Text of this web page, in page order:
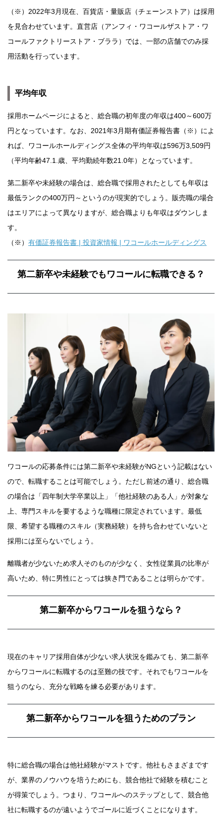
（※）2022年3月現在、百貨店・量販店（チェーンストア）は採用
を見合わせています。直営店（アンフィ・ワコールザストア・ワ
コールファクトリーストア・ブララ）では、一部の店舗でのみ採
用活動を行っています。
平均年収
採用ホームページによると、総合職の初年度の年収は400～600万
円となっています。なお、2021年3月期有価証券報告書（※）によ
れば、ワコールホールディングス全体の平均年収は596万3,509円
（平均年齢47.1.歳、平均勤続年数21.0年）となっています。
第二新卒や未経験の場合は、総合職で採用されたとしても年収は
最低ランクの400万円～というのが現実的でしょう。販売職の場合
はエリアによって異なりますが、総合職よりも年収はダウンしま
す。
（※） 有価証券報告書 | 投資家情報 | ワコールホールディングス
第二新卒や未経験でもワコールに転職できる？
ワコールの応募条件には第二新卒や未経験がNGという記載はない
ので、転職することは可能でしょう。ただし前述の通り、総合職
の場合は「四年制大学卒業以上」「他社経験のある人」が対象な
上、専門スキルを要するような職種に限定されています。最低
限、希望する職種のスキル（実務経験）を持ち合わせていないと
採用には至らないでしょう。
離職者が少ないため求人そのものが少なく、女性従業員の比率が
高いため、特に男性にとっては狭き門であることは明らかです。
第二新卒からワコールを狙うなら？
現在のキャリア採用自体が少ない求人状況を鑑みても、第二新卒
からワコールに転職するのは至難の技です。それでもワコールを
狙うのなら、充分な戦略を練る必要があります。
第二新卒からワコールを狙うためのプラン
特に総合職の場合は他社経験がマストです。他社もさまざまです
が、業界のノウハウを培うためにも、競合他社で経験を積むこと
が得策でしょう。つまり、ワコールへのステップとして、競合他
社に転職するのが遠いようでゴールに近づくことになります。